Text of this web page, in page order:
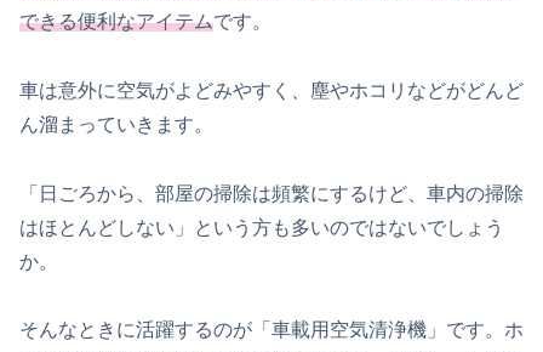
できる便利なアイテムです。
車は意外に空気がよどみやすく、塵やホコリなどがどんど
ん溜まっていきます。
「日ごろから、部屋の掃除は頻繁にするけど、車内の掃除
はほとんどしない」という方も多いのではないでしょう
か。
そんなときに活躍するのが「車載用空気清浄機」です。ホ